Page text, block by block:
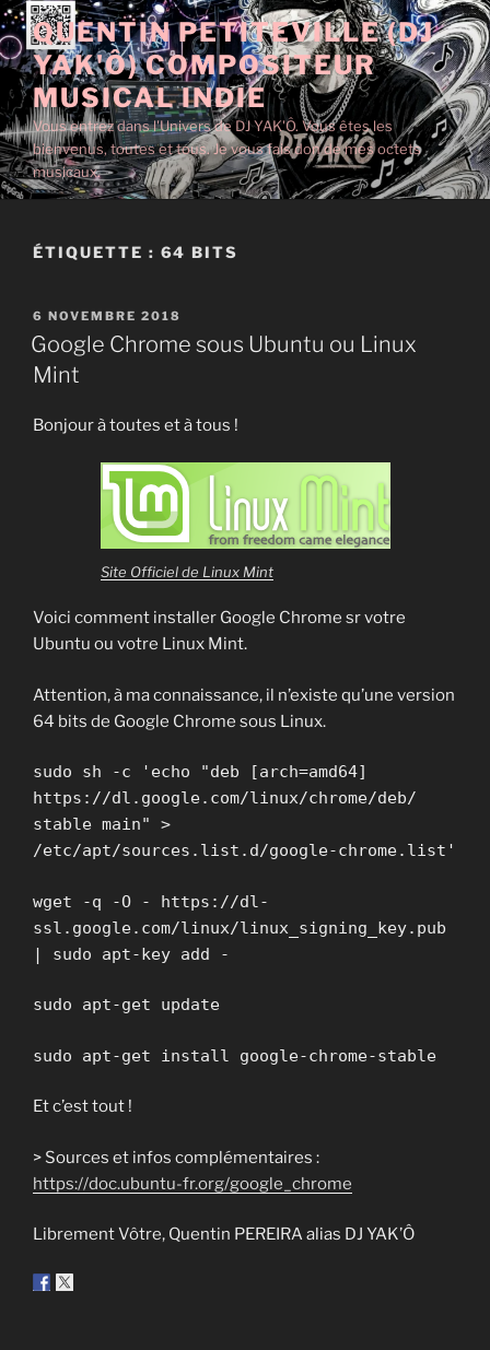
Aller
au
contenu
principal
QUENTIN PETITEVILLE (DJ
YAK'Ô) COMPOSITEUR
MUSICAL INDIE
Vous entrez dans l'Univers de DJ YAK'Ô. Vous êtes les
bienvenus, toutes et tous. Je vous fais don de mes octets
musicaux.
ÉTIQUETTE : 64 BITS
PUBLIÉ
LE
6 NOVEMBRE 2018
Google Chrome sous Ubuntu ou Linux
Mint
Bonjour à toutes et à tous !
Site Officiel de Linux Mint
Voici comment installer Google Chrome sr votre
Ubuntu ou votre Linux Mint.
Attention, à ma connaissance, il n’existe qu’une version
64 bits de Google Chrome sous Linux.
sudo sh -c 'echo "deb [arch=amd64]
https://dl.google.com/linux/chrome/deb/
stable main" >
/etc/apt/sources.list.d/google-chrome.list'
wget -q -O - https://dl-
ssl.google.com/linux/linux_signing_key.pub
| sudo apt-key add -
sudo apt-get update
sudo apt-get install google-chrome-stable
Et c’est tout !
> Sources et infos complémentaires :
https://doc.ubuntu-fr.org/google_chrome
Librement Vôtre, Quentin PEREIRA alias DJ YAK’Ô